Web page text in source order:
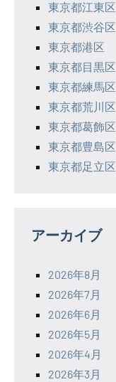
東京都江東区
東京都渋谷区
東京都港区
東京都目黒区
東京都練馬区
東京都荒川区
東京都葛飾区
東京都豊島区
東京都足立区
アーカイブ
2026年8月
2026年7月
2026年6月
2026年5月
2026年4月
2026年3月